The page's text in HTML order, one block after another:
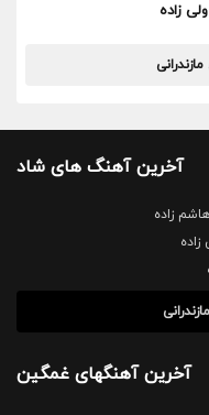
آخرین آهنگ های شاد
زاده
آخرین آهنگهای غمگین